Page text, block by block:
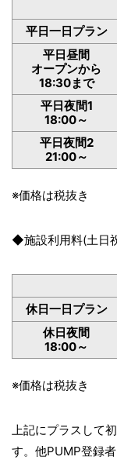
平日一日プラン
平日昼間
オープンから
18:30まで
平日夜間1
18:00～
平日夜間2
21:00～
※価格は税抜き
◆施設利用料(土日
休日一日プラン
休日夜間
18:00～
※価格は税抜き
上記にプラスして
す。他PUMP登録